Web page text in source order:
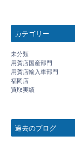
カテゴリー
未分類
用賀店国産部門
用賀店輸入車部門
福岡店
買取実績
過去のブログ